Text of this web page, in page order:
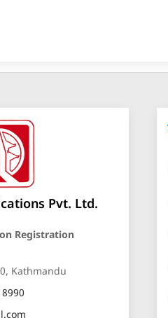
Pvt. Ltd.
Registration
Kathmandu